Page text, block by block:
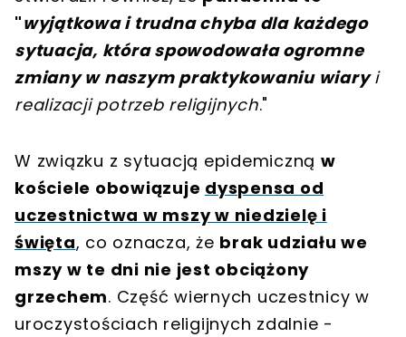
"wyjątkowa i trudna chyba dla każdego
sytuacja, która spowodowała ogromne
zmiany w naszym praktykowaniu wiaryi
realizacji potrzeb religijnych."
W związku z sytuacją epidemiczną w
kościele obowiązuje dyspensa od
uczestnictwa w mszy w niedzielę i
święta, co oznacza, że brak udziału we
mszy w te dni nie jest obciążony
grzechem. Część wiernych uczestnicy w
uroczystościach religijnych zdalnie -